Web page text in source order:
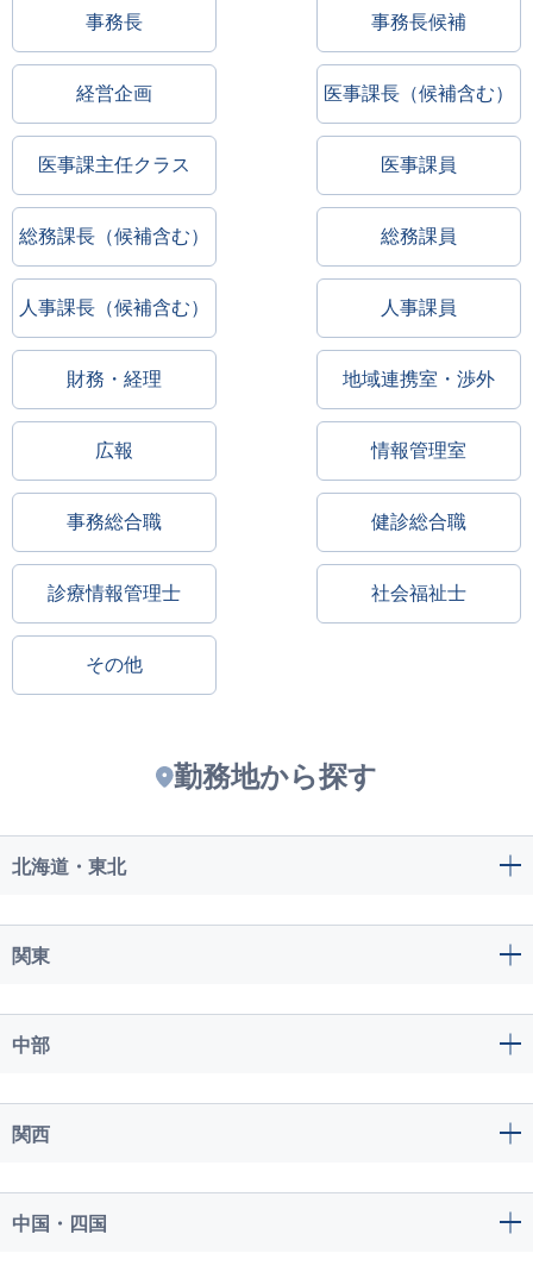
事務長 事務長候補
経営企画 医事課長（候補含む）
医事課主任クラス 医事課員
総務課長（候補含む） 総務課員
人事課長（候補含む） 人事課員
財務・経理 地域連携室・渉外
広報 情報管理室
事務総合職 健診総合職
診療情報管理士 社会福祉士
その他
勤務地から探す
北海道・東北
関東
中部
関西
中国・四国